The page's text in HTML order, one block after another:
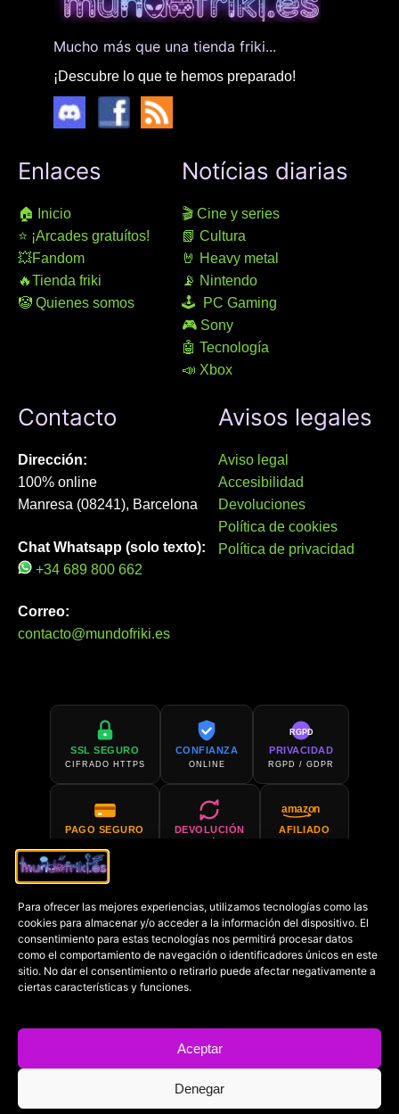
Para ofrecer las mejores experiencias, utilizamos tecnologías como las
cookies para almacenar y/o acceder a la información del dispositivo. El
consentimiento para estas tecnologías nos permitirá procesar datos
como el comportamiento de navegación o identificadores únicos en este
sitio. No dar el consentimiento o retirarlo puede afectar negativamente a
ciertas características y funciones.
Aceptar
Denegar
Mucho más que una tienda friki...
¡Descubre lo que te hemos preparado!
Enlaces
🏠 Inicio
⭐ ¡Arcades gratuítos!
💥Fandom
🔥Tienda friki
🤡 Quienes somos
Notícias diarias
🎬 Cine y series
📗 Cultura
🤘 Heavy metal
📡 Nintendo
🕹 PC Gaming
🎮 Sony
🤖 Tecnología
📣 Xbox
Contacto
Dirección:
100% online
Manresa (08241), Barcelona
Chat Whatsapp (solo texto):
+34 689 800 662
Correo:
contacto@mundofriki.es
Avisos legales
Aviso legal
Accesibilidad
Devoluciones
Política de cookies
Política de privacidad
SSL SEGURO
CIFRADO HTTPS
CONFIANZA
ONLINE
RGPD
PRIVACIDAD
RGPD / GDPR
PAGO SEGURO DEVOLUCIÓN
amazon
AFILIADO
SOPORTE 24H
SIEMPRE DISPONIBLE
COMPRA EN
AMAZON
€
PRECIO MÍN.
Mundofriki.es
Casadejús Pérez